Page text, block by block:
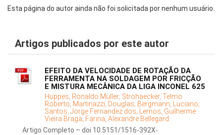
Esta página do autor ainda não foi solicitada por nenhum usuário.
Artigos publicados por este autor
EFEITO DA VELOCIDADE DE ROTAÇÃO DA
FERRAMENTA NA SOLDAGEM POR FRICÇÃO
E MISTURA MECÂNICA DA LIGA INCONEL 625
Huppes, Ronaldo Müller; Strohaecker, Telmo
Roberto; Martinazzi, Douglas; Bergmann, Luciano;
Santos, Jorge Fernandez dos; Lemos, Guilherme
Vieira Braga; Farina, Alexandre Bellegard
Artigo Completo – doi 10.5151/1516-392X-